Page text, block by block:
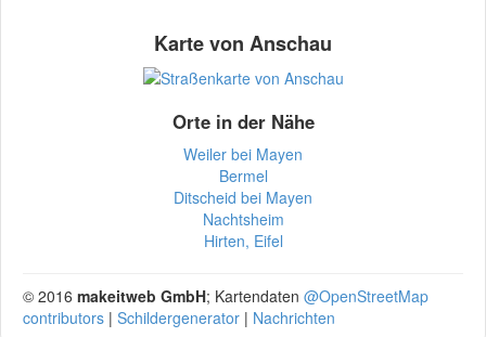
Karte von Anschau
Orte in der Nähe
Weiler bei Mayen
Bermel
Ditscheid bei Mayen
Nachtsheim
Hirten, Eifel
© 2016 makeitweb GmbH; Kartendaten @OpenStreetMap
contributors | Schildergenerator | Nachrichten